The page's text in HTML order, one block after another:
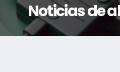
Noticias de